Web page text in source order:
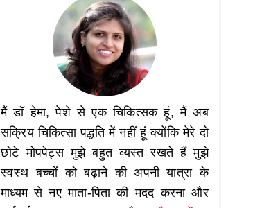
मैं डॉ हेमा, पेशे से एक चिकित्सक हूं, मैं अब
सक्रिय चिकित्सा पद्धति में नहीं हूं क्योंकि मेरे दो
छोटे मोपपेट्स मुझे बहुत व्यस्त रखते हैं मुझे
स्वस्थ बच्चों को बढ़ाने की अपनी यात्रा के
माध्यम से नए माता-पिता की मदद करना और